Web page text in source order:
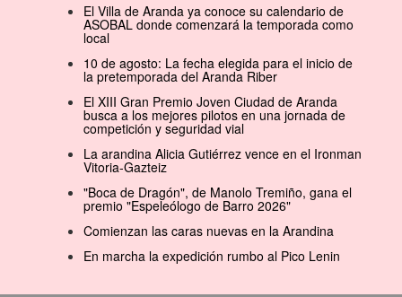
El Villa de Aranda ya conoce su calendario de
ASOBAL donde comenzará la temporada como
local
10 de agosto: La fecha elegida para el inicio de
la pretemporada del Aranda Riber
El XIII Gran Premio Joven Ciudad de Aranda
busca a los mejores pilotos en una jornada de
competición y seguridad vial
La arandina Alicia Gutiérrez vence en el Ironman
Vitoria-Gazteiz
"Boca de Dragón", de Manolo Tremiño, gana el
premio "Espeleólogo de Barro 2026"
Comienzan las caras nuevas en la Arandina
En marcha la expedición rumbo al Pico Lenin